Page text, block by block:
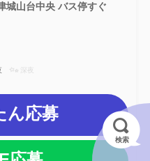
城山台中央 バス停すぐ
深夜
ん応募
検索